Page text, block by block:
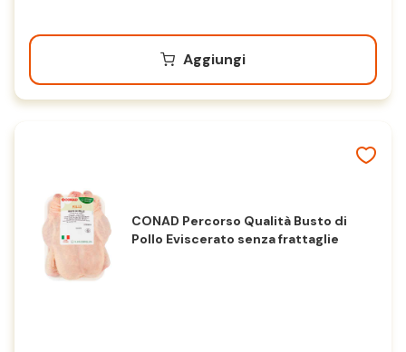
Aggiungi
CONAD Percorso Qualità Busto di
Pollo Eviscerato senza frattaglie